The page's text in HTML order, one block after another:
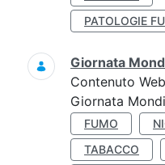
PATOLOGIE
Giornata
Contenuto Web
Giornata
FUMO
TABACCO